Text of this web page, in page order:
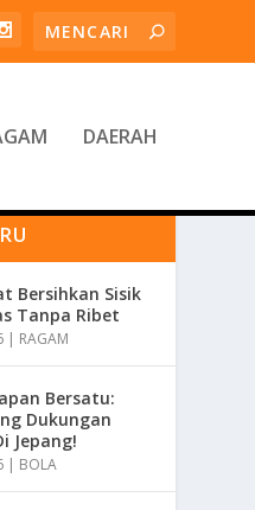
DAERAH
Bersihkan Sisik
Tanpa Ribet
| RAGAM
Bersatu:
Dukungan
Jepang!
| BOLA